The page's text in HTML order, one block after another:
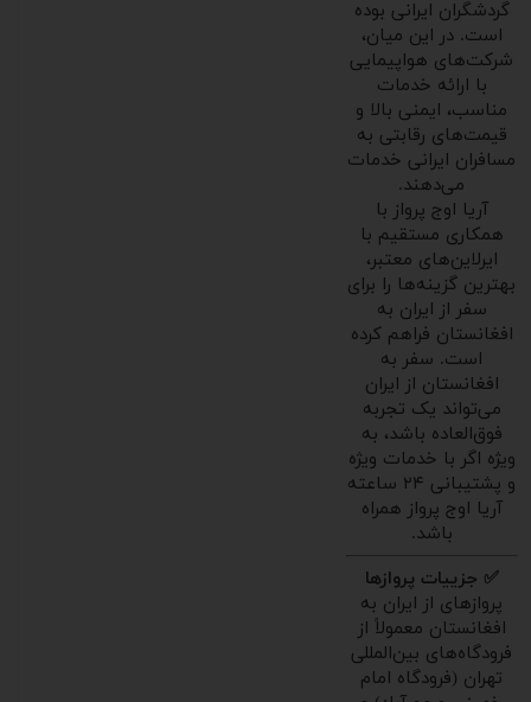
گردشگران ایرانی بوده
است. در این میان،
شرکت‌های هواپیمایی
با ارائه خدمات
مناسب، ایمنی بالا و
قیمت‌های رقابتی به
مسافران ایرانی خدمات
می‌دهند.
آریا اوج پرواز با
همکاری مستقیم با
ایرلاین‌های معتبر،
بهترین گزینه‌ها را برای
سفر از ایران به
افغانستان فراهم کرده
است. سفر به
افغانستان از ایران
می‌تواند یک تجربه
فوق‌العاده باشد، به
ویژه اگر با خدمات ویژه
و پشتیبانی ۲۴ ساعته
آریا اوج پرواز همراه
باشد.
✅ جزییات پروازها
پروازهای از ایران به
افغانستان معمولاً از
فرودگاه‌های بین‌المللی
تهران (فرودگاه امام